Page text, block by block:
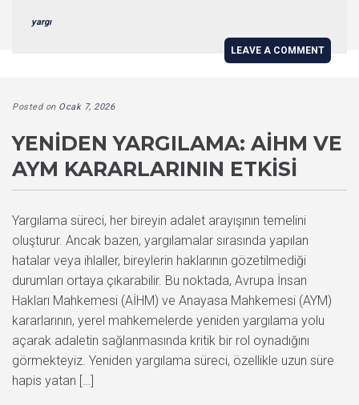
yargı
LEAVE A COMMENT
Posted on Ocak 7, 2026
YENIDEN YARGILAMA: AİHM VE
AYM KARARLARININ ETKISI
Yargılama süreci, her bireyin adalet arayışının temelini
oluşturur. Ancak bazen, yargılamalar sırasında yapılan
hatalar veya ihlaller, bireylerin haklarının gözetilmediği
durumları ortaya çıkarabilir. Bu noktada, Avrupa İnsan
Hakları Mahkemesi (AİHM) ve Anayasa Mahkemesi (AYM)
kararlarının, yerel mahkemelerde yeniden yargılama yolu
açarak adaletin sağlanmasında kritik bir rol oynadığını
görmekteyiz. Yeniden yargılama süreci, özellikle uzun süre
hapis yatan […]